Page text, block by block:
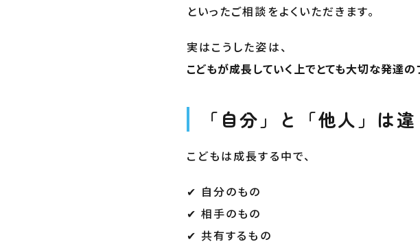
といったご相談をよくいただきます。
実はこうした姿は、
こどもが成長していく上でとても大切な発達の
「自分」と「他人」は
こどもは成長する中で、
✔ 自分のもの
✔ 相手のもの
✔ 共有するもの